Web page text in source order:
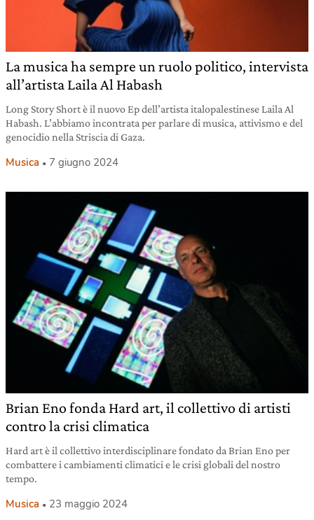
La musica ha sempre un ruolo politico, intervista
all’artista Laila Al Habash
Long Story Short è il nuovo Ep dell’artista italopalestinese Laila Al
Habash. L’abbiamo incontrata per parlare di musica, attivismo e del
genocidio nella Striscia di Gaza.
Musica 7 giugno 2024
Brian Eno fonda Hard art, il collettivo di artisti
contro la crisi climatica
Hard art è il collettivo interdisciplinare fondato da Brian Eno per
combattere i cambiamenti climatici e le crisi globali del nostro
tempo.
Musica 23 maggio 2024